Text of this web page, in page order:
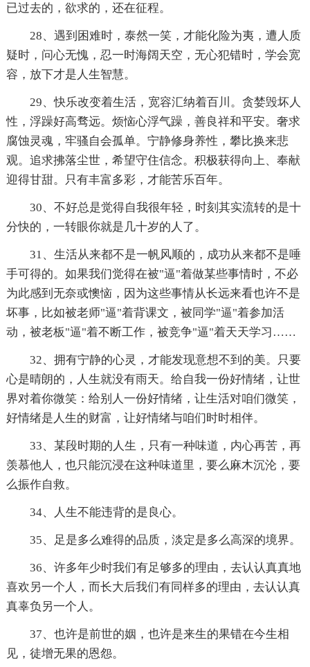
已过去的，欲求的，还在征程。
28、遇到困难时，泰然一笑，才能化险为夷，遭人质
疑时，问心无愧，忍一时海阔天空，无心犯错时，学会宽
容，放下才是人生智慧。
29、快乐改变着生活，宽容汇纳着百川。贪婪毁坏人
性，浮躁好高骛远。烦恼心浮气躁，善良祥和平安。奢求
腐蚀灵魂，牢骚自会孤单。宁静修身养性，攀比换来悲
观。追求拂落尘世，希望守住信念。积极获得向上、奉献
迎得甘甜。只有丰富多彩，才能苦乐百年。
30、不好总是觉得自我很年轻，时刻其实流转的是十
分快的，一转眼你就是几十岁的人了。
31、生活从来都不是一帆风顺的，成功从来都不是唾
手可得的。如果我们觉得在被"逼"着做某些事情时，不必
为此感到无奈或懊恼，因为这些事情从长远来看也许不是
坏事，比如被老师"逼"着背课文，被同学"逼"着参加活
动，被老板"逼"着不断工作，被竞争"逼"着天天学习……
32、拥有宁静的心灵，才能发现意想不到的美。只要
心是晴朗的，人生就没有雨天。给自我一份好情绪，让世
界对着你微笑：给别人一份好情绪，让生活对咱们微笑，
好情绪是人生的财富，让好情绪与咱们时时相伴。
33、某段时期的人生，只有一种味道，内心再苦，再
羡慕他人，也只能沉浸在这种味道里，要么麻木沉沦，要
么振作自救。
34、人生不能违背的是良心。
35、足是多么难得的品质，淡定是多么高深的境界。
36、许多年少时我们有足够多的理由，去认认真真地
喜欢另一个人，而长大后我们有同样多的理由，去认认真
真辜负另一个人。
37、也许是前世的姻，也许是来生的果错在今生相
见，徒增无果的恩怨。